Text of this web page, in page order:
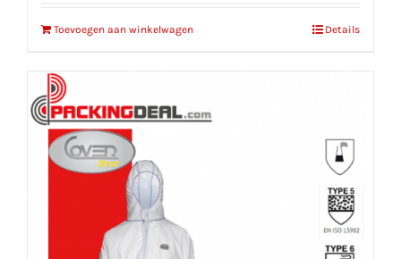
Toevoegen aan winkelwagen Details